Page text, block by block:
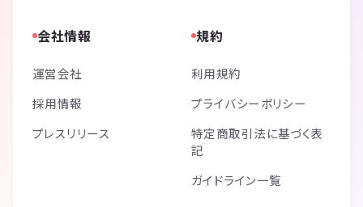
会社情報
運営会社
採用情報
プレスリリース
規約
利用規約
プライバシーポリシー
特定商取引法に基づく表
記
ガイドライン一覧